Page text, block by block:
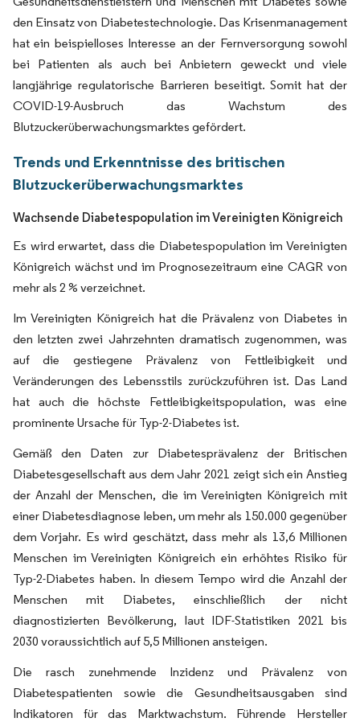
den Einsatz von Diabetestechnologie. Das Krisenmanagement
hat ein beispielloses Interesse an der Fernversorgung sowohl
bei Patienten als auch bei Anbietern geweckt und viele
langjährige regulatorische Barrieren beseitigt. Somit hat der
COVID-19-Ausbruch das Wachstum des
Blutzuckerüberwachungsmarktes gefördert.
Trends und Erkenntnisse des britischen
Blutzuckerüberwachungsmarktes
Wachsende Diabetespopulation im Vereinigten Königreich
Es wird erwartet, dass die Diabetespopulation im Vereinigten
Königreich wächst und im Prognosezeitraum eine CAGR von
mehr als 2 % verzeichnet.
Im Vereinigten Königreich hat die Prävalenz von Diabetes in
den letzten zwei Jahrzehnten dramatisch zugenommen, was
auf die gestiegene Prävalenz von Fettleibigkeit und
Veränderungen des Lebensstils zurückzuführen ist. Das Land
hat auch die höchste Fettleibigkeitspopulation, was eine
prominente Ursache für Typ-2-Diabetes ist.
Gemäß den Daten zur Diabetesprävalenz der Britischen
Diabetesgesellschaft aus dem Jahr 2021 zeigt sich ein Anstieg
der Anzahl der Menschen, die im Vereinigten Königreich mit
einer Diabetesdiagnose leben, um mehr als 150.000 gegenüber
dem Vorjahr. Es wird geschätzt, dass mehr als 13,6 Millionen
Menschen im Vereinigten Königreich ein erhöhtes Risiko für
Typ-2-Diabetes haben. In diesem Tempo wird die Anzahl der
Menschen mit Diabetes, einschließlich der nicht
diagnostizierten Bevölkerung, laut IDF-Statistiken 2021 bis
2030 voraussichtlich auf 5,5 Millionen ansteigen.
Die rasch zunehmende Inzidenz und Prävalenz von
Diabetespatienten sowie die Gesundheitsausgaben sind
Indikatoren für das Marktwachstum. Führende Hersteller